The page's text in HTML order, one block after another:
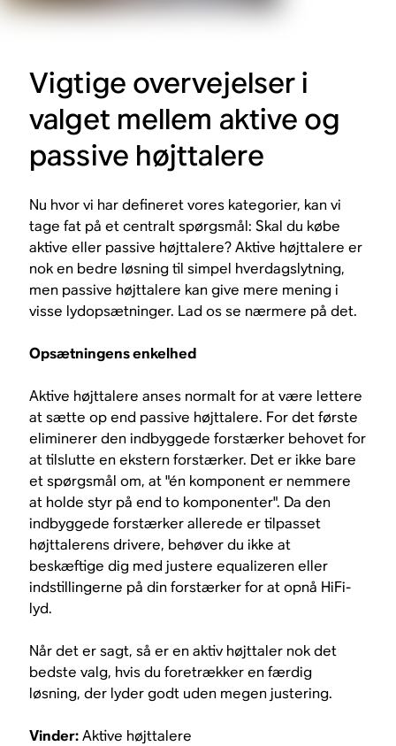
Vigtige overvejelser i
valget mellem aktive og
passive højttalere
Nu hvor vi har defineret vores kategorier, kan vi
tage fat på et centralt spørgsmål: Skal du købe
aktive eller passive højttalere? Aktive højttalere er
nok en bedre løsning til simpel hverdagslytning,
men passive højttalere kan give mere mening i
visse lydopsætninger. Lad os se nærmere på det.
Opsætningens enkelhed
Aktive højttalere anses normalt for at være lettere
at sætte op end passive højttalere. For det første
eliminerer den indbyggede forstærker behovet for
at tilslutte en ekstern forstærker. Det er ikke bare
et spørgsmål om, at "én komponent er nemmere
at holde styr på end to komponenter". Da den
indbyggede forstærker allerede er tilpasset
højttalerens drivere, behøver du ikke at
beskæftige dig med justere equalizeren eller
indstillingerne på din forstærker for at opnå HiFi-
lyd.
Når det er sagt, så er en aktiv højttaler nok det
bedste valg, hvis du foretrækker en færdig
løsning, der lyder godt uden megen justering.
Vinder:Aktive højttalere